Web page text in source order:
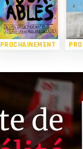
PROCHAINEMENT